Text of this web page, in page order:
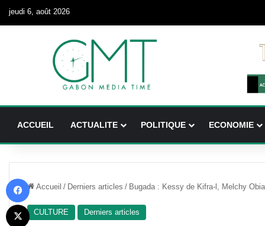
jeudi 6, août 2026
ACCUEIL ACTUALITE POLITIQUE ECONOMIE
Accueil / Derniers articles / Bugada : Kessy de Kifra-l, Melchy
CULTURE Derniers articles
X